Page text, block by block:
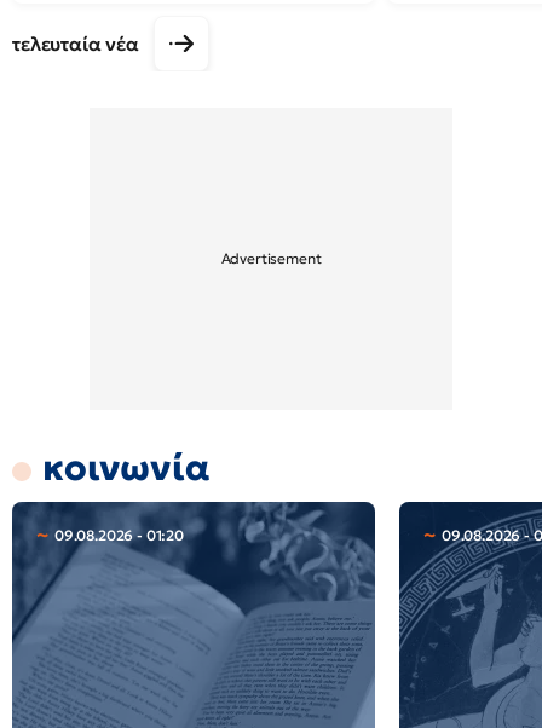
τελευταία νέα
κοινωνία
09.08.2026 - 01:20 09.08.2026 -